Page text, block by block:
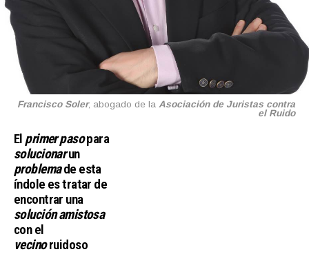
Francisco Soler, abogado de la Asociación de Juristas contra
el Ruido
El primer pasopara
solucionarun
problemade esta
índole es tratar de
encontrar una
solución amistosa
con el
vecinoruidoso